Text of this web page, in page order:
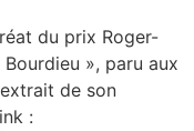
du prix Roger-
», paru aux
de son
: